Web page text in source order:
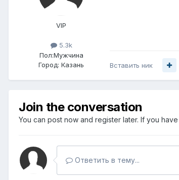
VIP
5.3k
Пол:Мужчина
Город: Казань Вставить ник
Join the conversation
You can post now and register later. If you have
Ответить в тему...